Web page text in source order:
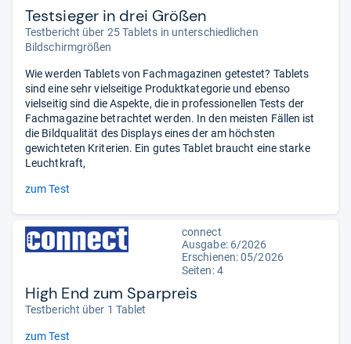
Testsieger in drei Größen
Testbericht über 25 Tablets in unterschiedlichen
Bildschirmgrößen
Wie werden Tablets von Fachmagazinen getestet? Tablets
sind eine sehr vielseitige Produktkategorie und ebenso
vielseitig sind die Aspekte, die in professionellen Tests der
Fachmagazine betrachtet werden. In den meisten Fällen ist
die Bildqualität des Displays eines der am höchsten
gewichteten Kriterien. Ein gutes Tablet braucht eine starke
Leuchtkraft,
zum Test
connect
Ausgabe: 6/2026
Erschienen:05/2026
Seiten: 4
High End zum Sparpreis
Testbericht über 1 Tablet
zum Test